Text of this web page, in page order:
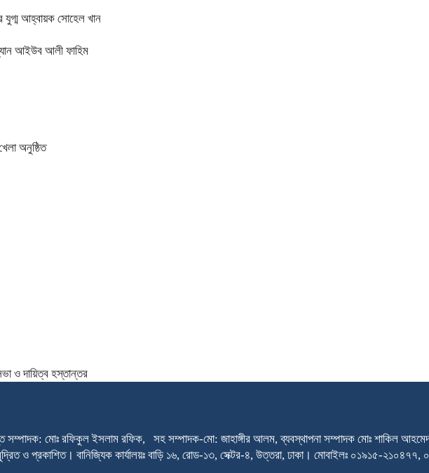
যুগ্ম আহ্বায়ক সোহেল খান
আইউব আলী ফাহিম
অনুষ্ঠিত
ও দায়িত্ব হস্তান্তর
মোঃ রফিকুল ইসলাম রফিক, সহ সম্পাদক-মো: জাহাঙ্গীর আলম, ব্যবস্থাপনা সম্পাদক মোঃ শাকিল আহমেদ,
ও প্রকাশিত। বানিজ্যিক কার্যালয়ঃ বাড়ি ১৬, রোড-১৩, সেক্টর-৪, উত্তরা, ঢাকা। মোবাইলঃ ০১৯১৫-